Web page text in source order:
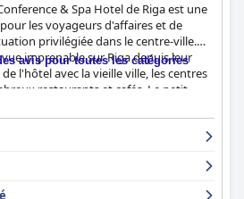
& Spa Hotel de Riga est une
les voyageurs d'affaires et de
privilégiée dans le centre-ville.
imprenable sur Riga depuis leur
l'hôtel avec la vieille ville, les centres
restaurants et cafés. Le petit
avec une grande variété de choix et
de garnitures. Le personnel est
sa gentillesse et sa
rendre le séjour des clients
une gamme de chambres adaptées à
bien que certains clients aient
avis pour toutes les catégories